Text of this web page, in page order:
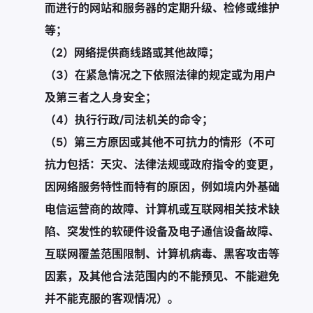
而进行的网站和服务器的定期升级、检修或维护
等；
（2）网络提供商线路或其他故障；
（3）在紧急情况之下依照法律的规定或为用户
及第三者之人身安全；
（4）执行行政/司法机关的命令；
（5）第三方原因或其他不可抗力的情形（不可
抗力包括：天灾、法律法规或政府指令的变更，
因网络服务特性而特有的原因，例如境内外基础
电信运营商的故障、计算机或互联网相关技术缺
陷、突发性的软硬件设备及电子通信设备故障、
互联网覆盖范围限制、计算机病毒、黑客攻击等
因素，及其他合法范围内的不能预见、不能避免
并不能克服的客观情况）。